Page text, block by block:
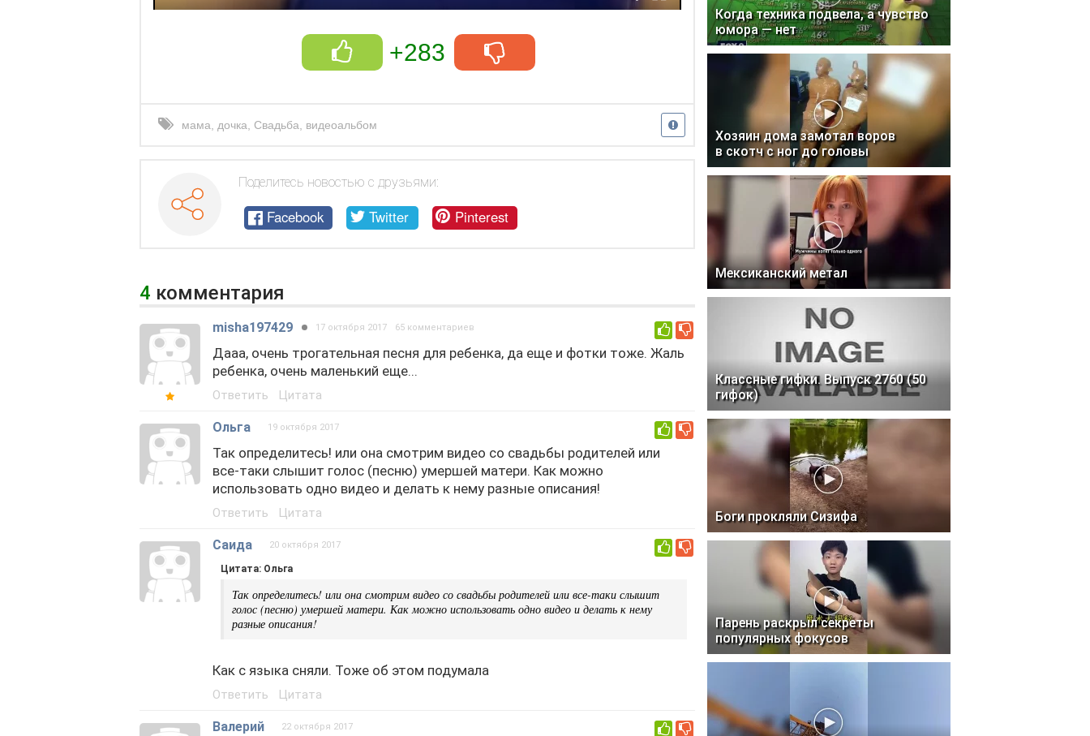
+283
мама дочка Свадьба видеоальбом
Поделитесь новостью с друзьями:
Facebook Twitter Pinterest
4 комментария
misha197429 17 октября 2017 65 комментариев 0
Дааа, очень трогательная песня для ребенка, да еще и фотки тоже. Жаль
ребенка, очень маленький еще...
Ответить Цитата
Ольга 19 октября 2017 0
Так определитесь! или она смотрим видео со свадьбы родителей или
все-таки слышит голос (песню) умершей матери. Как можно
использовать одно видео и делать к нему разные описания!
Ответить Цитата
Саида 20 октября 2017 0
Цитата: Ольга
Так определитесь! или она смотрим видео со свадьбы родителей или все-таки слышит
голос (песню) умершей матери. Как можно использовать одно видео и делать к нему
разные описания!
Как с языка сняли. Тоже об этом подумала
Ответить Цитата
Валерий 22 октября 2017 0
Когда техника подвела, а чувство
юмора — нет
Хозяин дома замотал воров
в скотч с ног до головы
Мексиканский метал
Классные гифки. Выпуск 2760 (50
гифок)
Боги прокляли Сизифа
Парень раскрыл секреты
популярных фокусов